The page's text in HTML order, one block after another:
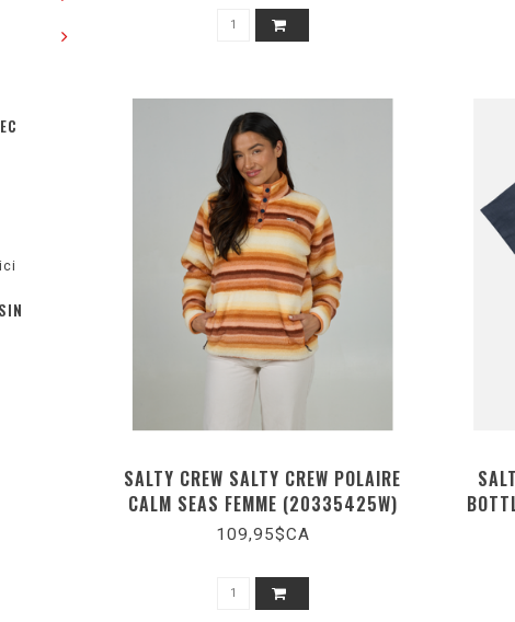
SALTY CREW SALTY CREW POLAIRE
CALM SEAS FEMME (20335425W)
109,95$CA